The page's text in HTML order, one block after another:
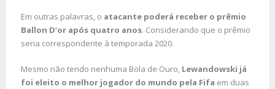
Em outras palavras, o atacante poderá receber o prêmio
Ballon D’or após quatro anos. Considerando que o prêmio
seria correspondente à temporada 2020.
Mesmo não tendo nenhuma Bola de Ouro, Lewandowski já
foi eleito o melhor jogador do mundo pela Fifa em duas